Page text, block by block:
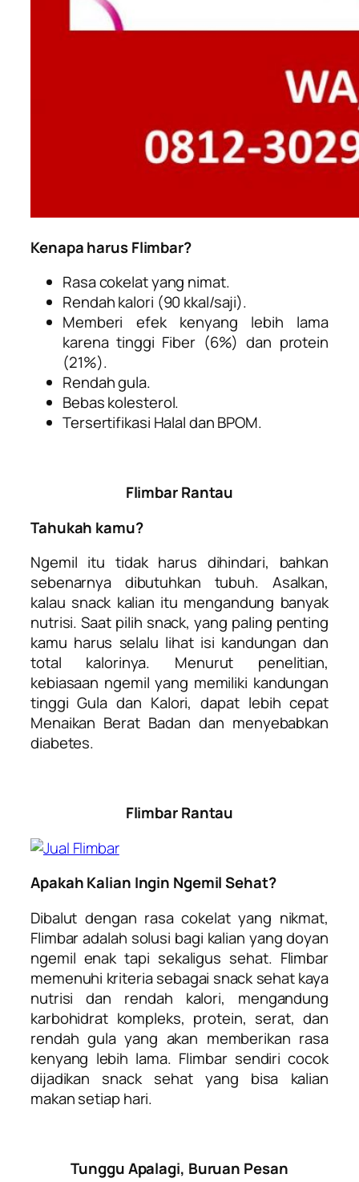
Kenapa harus Flimbar?
Rasa cokelat yang nimat.
Rendah kalori (90 kkal/saji).
Memberi efek kenyang lebih lama
karena tinggi Fiber (6%) dan protein
(21%).
Rendah gula.
Bebas kolesterol.
Tersertifikasi Halal dan BPOM.
Flimbar Rantau
Tahukah kamu?
Ngemil itu tidak harus dihindari, bahkan
sebenarnya dibutuhkan tubuh. Asalkan,
kalau snack kalian itu mengandung banyak
nutrisi. Saat pilih snack, yang paling penting
kamu harus selalu lihat isi kandungan dan
total kalorinya. Menurut penelitian,
kebiasaan ngemil yang memiliki kandungan
tinggi Gula dan Kalori, dapat lebih cepat
Menaikan Berat Badan dan menyebabkan
diabetes.
Flimbar Rantau
Apakah Kalian Ingin Ngemil Sehat?
Dibalut dengan rasa cokelat yang nikmat,
Flimbar adalah solusi bagi kalian yang doyan
ngemil enak tapi sekaligus sehat. Flimbar
memenuhi kriteria sebagai snack sehat kaya
nutrisi dan rendah kalori, mengandung
karbohidrat kompleks, protein, serat, dan
rendah gula yang akan memberikan rasa
kenyang lebih lama. Flimbar sendiri cocok
dijadikan snack sehat yang bisa kalian
makan setiap hari.
Tunggu Apalagi, Buruan Pesan